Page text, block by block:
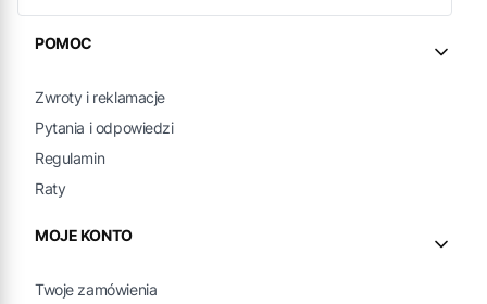
Linki w stopce
POMOC
Zwroty i reklamacje
Pytania i odpowiedzi
Regulamin
Raty
MOJE KONTO
Twoje zamówienia